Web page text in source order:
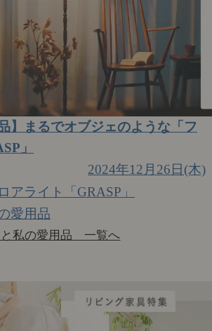
】まるでオブジェのような「フ
」
2024年12月26日(木)
アライト「GRASP」
愛用品
私の愛用品 一覧へ